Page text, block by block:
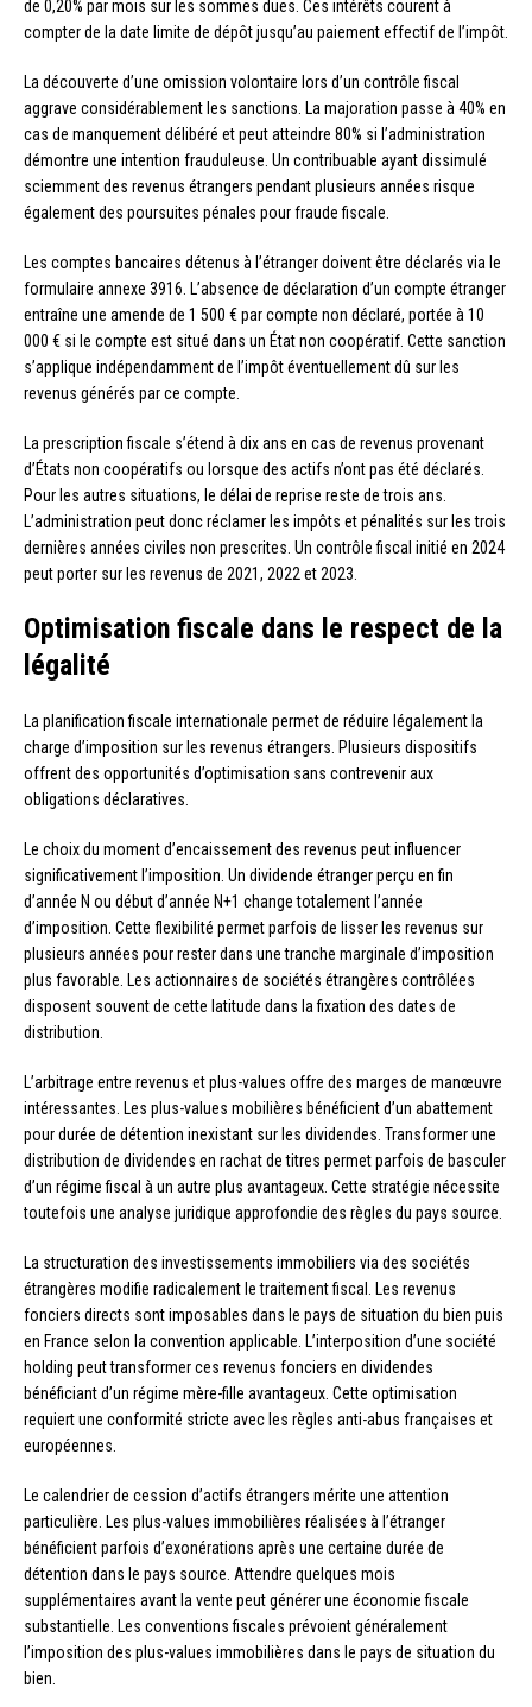
de 0,20% par mois sur les sommes dues. Ces intérêts courent à
compter de la date limite de dépôt jusqu’au paiement effectif de l’impôt.
La découverte d’une omission volontaire lors d’un contrôle fiscal
aggrave considérablement les sanctions. La majoration passe à 40% en
cas de manquement délibéré et peut atteindre 80% si l’administration
démontre une intention frauduleuse. Un contribuable ayant dissimulé
sciemment des revenus étrangers pendant plusieurs années risque
également des poursuites pénales pour fraude fiscale.
Les comptes bancaires détenus à l’étranger doivent être déclarés via le
formulaire annexe 3916. L’absence de déclaration d’un compte étranger
entraîne une amende de 1 500 € par compte non déclaré, portée à 10
000 € si le compte est situé dans un État non coopératif. Cette sanction
s’applique indépendamment de l’impôt éventuellement dû sur les
revenus générés par ce compte.
La prescription fiscale s’étend à dix ans en cas de revenus provenant
d’États non coopératifs ou lorsque des actifs n’ont pas été déclarés.
Pour les autres situations, le délai de reprise reste de trois ans.
L’administration peut donc réclamer les impôts et pénalités sur les trois
dernières années civiles non prescrites. Un contrôle fiscal initié en 2024
peut porter sur les revenus de 2021, 2022 et 2023.
Optimisation fiscale dans le respect de la
légalité
La planification fiscale internationale permet de réduire légalement la
charge d’imposition sur les revenus étrangers. Plusieurs dispositifs
offrent des opportunités d’optimisation sans contrevenir aux
obligations déclaratives.
Le choix du moment d’encaissement des revenus peut influencer
significativement l’imposition. Un dividende étranger perçu en fin
d’année N ou début d’année N+1 change totalement l’année
d’imposition. Cette flexibilité permet parfois de lisser les revenus sur
plusieurs années pour rester dans une tranche marginale d’imposition
plus favorable. Les actionnaires de sociétés étrangères contrôlées
disposent souvent de cette latitude dans la fixation des dates de
distribution.
L’arbitrage entre revenus et plus-values offre des marges de manœuvre
intéressantes. Les plus-values mobilières bénéficient d’un abattement
pour durée de détention inexistant sur les dividendes. Transformer une
distribution de dividendes en rachat de titres permet parfois de basculer
d’un régime fiscal à un autre plus avantageux. Cette stratégie nécessite
toutefois une analyse juridique approfondie des règles du pays source.
La structuration des investissements immobiliers via des sociétés
étrangères modifie radicalement le traitement fiscal. Les revenus
fonciers directs sont imposables dans le pays de situation du bien puis
en France selon la convention applicable. L’interposition d’une société
holding peut transformer ces revenus fonciers en dividendes
bénéficiant d’un régime mère-fille avantageux. Cette optimisation
requiert une conformité stricte avec les règles anti-abus françaises et
européennes.
Le calendrier de cession d’actifs étrangers mérite une attention
particulière. Les plus-values immobilières réalisées à l’étranger
bénéficient parfois d’exonérations après une certaine durée de
détention dans le pays source. Attendre quelques mois
supplémentaires avant la vente peut générer une économie fiscale
substantielle. Les conventions fiscales prévoient généralement
l’imposition des plus-values immobilières dans le pays de situation du
bien.